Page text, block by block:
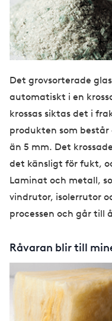
Det grovsorterade
automatiskt i en
krossas siktas det i
produkten som består
än 5 mm. Det
det känsligt för fukt,
Laminat och metall,
vindrutor, isolerrutor
processen och går till
Råvaran blir till